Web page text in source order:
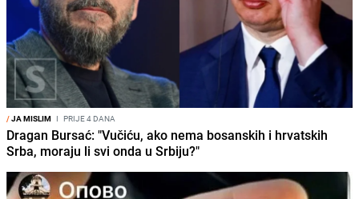
/JA MISLIM I PRIJE 4 DANA
Dragan Bursać: "Vučiću, ako nema bosanskih i hrvatskih
Srba, moraju li svi onda u Srbiju?"